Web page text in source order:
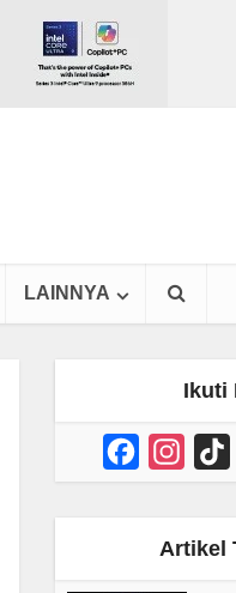
LAINNYA
Ikuti
Facebook
Artikel